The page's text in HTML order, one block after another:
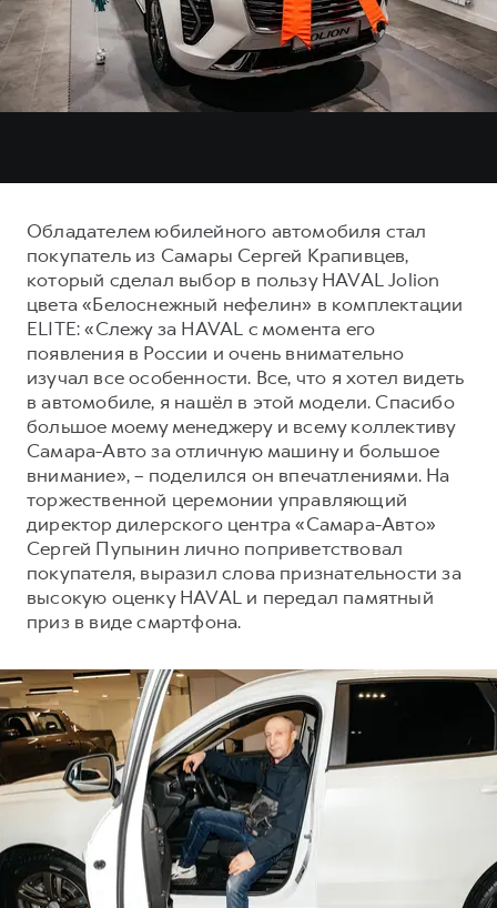
от 3 799 000 ₽ от 4 799 000 ₽
Тест-драйв
Трейд-ин
Кредитный калькулятор
Кредит
КОРПОРАТИВНЫМ КЛИЕНТАМ
Для малого бизнеса
Корпоративным клиентам
Крупным корпоративным клиентам
Система управления автопарком
Сервис для корпоративных клиентов
HAVAL Лизинг
АКСЕССУАРЫ HAVAL
Коллекция PRO
Коллекция Базовая
Коллекция Детская
СЕРВИСНОЕ ОБСЛУЖИВАНИЕ
Нулевое ТО
Программа «Помощь на дороге»
Электронный ПТС
ПОДДЕРЖКА
GWM Безопасность
Гарантия HAVAL
Мобильное приложение GWM
Программа «HAVAL Защита+»
Руководства по эксплуатации
Подписки
АКСЕССУАРЫ HAVAL
Автомобильные аксессуары
Коллекция PRO
Коллекция Детская
О дилере
Наша команда
Контакты
Обладателем юбилейного автомобиля стал
покупатель из Самары Сергей Крапивцев,
который сделал выбор в пользу HAVAL Jolion
цвета «Белоснежный нефелин» в комплектации
ELITE: «Слежу за HAVAL с момента его
появления в России и очень внимательно
изучал все особенности. Все, что я хотел видеть
в автомобиле, я нашёл в этой модели. Спасибо
большое моему менеджеру и всему коллективу
Самара-Авто за отличную машину и большое
внимание», – поделился он впечатлениями. На
торжественной церемонии управляющий
директор дилерского центра «Самара-Авто»
Сергей Пупынин лично поприветствовал
покупателя, выразил слова признательности за
высокую оценку HAVAL и передал памятный
приз в виде смартфона.